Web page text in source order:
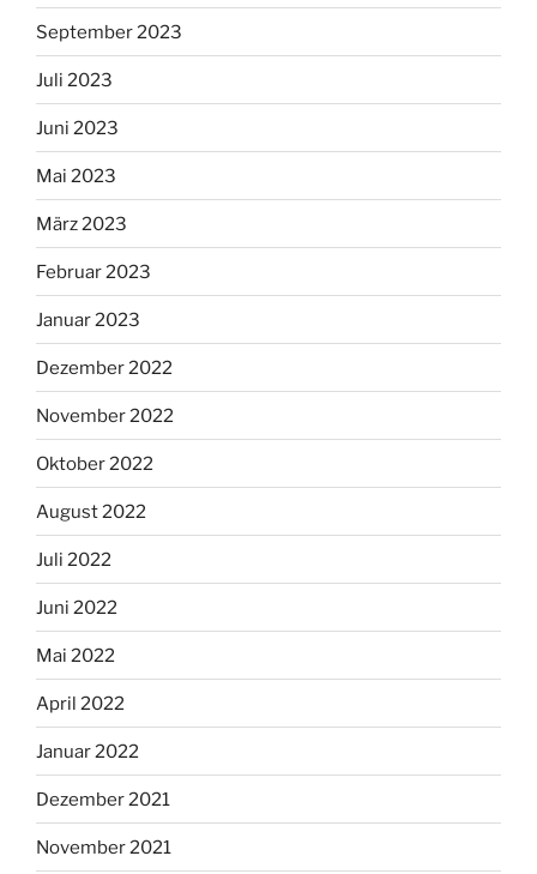
September 2023
Juli 2023
Juni 2023
Mai 2023
März 2023
Februar 2023
Januar 2023
Dezember 2022
November 2022
Oktober 2022
August 2022
Juli 2022
Juni 2022
Mai 2022
April 2022
Januar 2022
Dezember 2021
November 2021